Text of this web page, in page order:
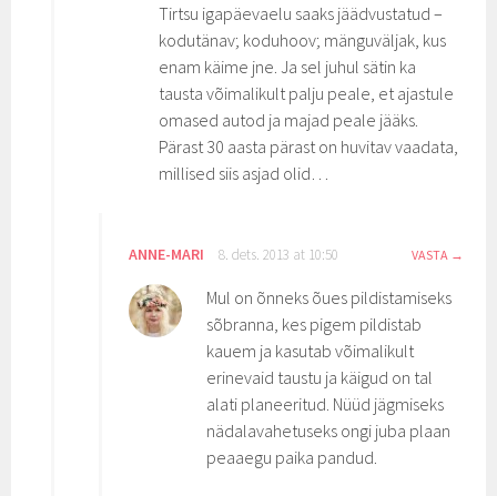
Tirtsu igapäevaelu saaks jäädvustatud –
kodutänav; koduhoov; mänguväljak, kus
enam käime jne. Ja sel juhul sätin ka
tausta võimalikult palju peale, et ajastule
omased autod ja majad peale jääks.
Pärast 30 aasta pärast on huvitav vaadata,
millised siis asjad olid…
ANNE-MARI 8. dets. 2013 at 10:50 VASTA
Mul on õnneks õues pildistamiseks
sõbranna, kes pigem pildistab
kauem ja kasutab võimalikult
erinevaid taustu ja käigud on tal
alati planeeritud. Nüüd jägmiseks
nädalavahetuseks ongi juba plaan
peaaegu paika pandud.